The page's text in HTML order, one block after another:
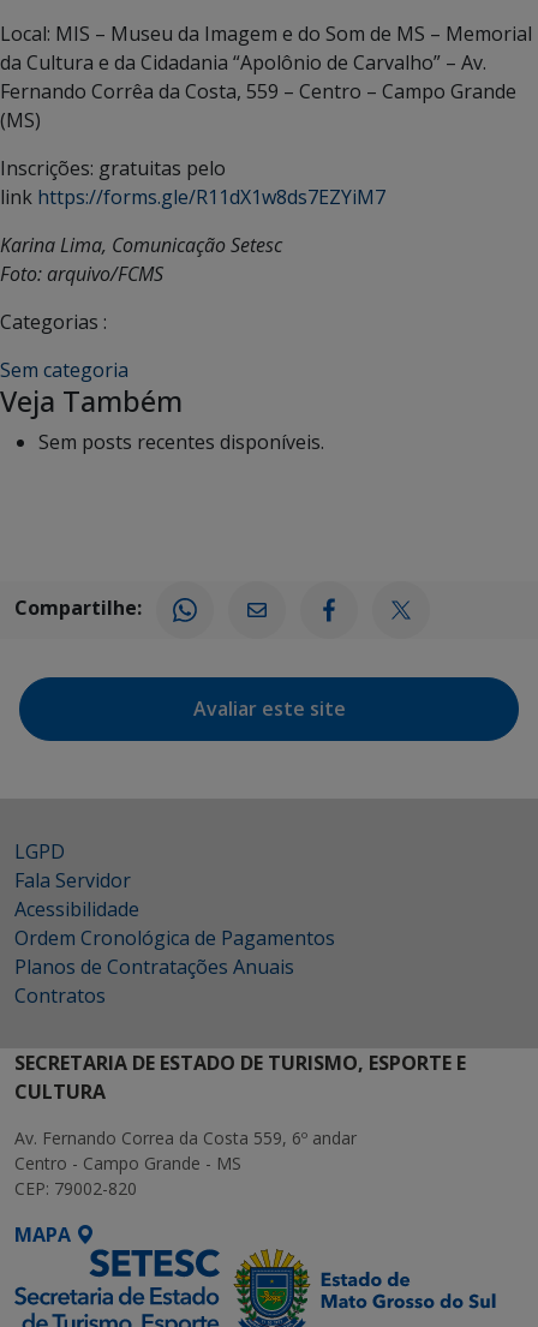
Local: MIS – Museu da Imagem e do Som de MS – Memorial
da Cultura e da Cidadania “Apolônio de Carvalho” – Av.
Fernando Corrêa da Costa, 559 – Centro – Campo Grande
(MS)
Inscrições: gratuitas pelo
link https://forms.gle/R11dX1w8ds7EZYiM7
Karina Lima, Comunicação Setesc
Foto: arquivo/FCMS
Categorias :
Sem categoria
Veja Também
Sem posts recentes disponíveis.
Compartilhe:
Avaliar este site
LGPD
Fala Servidor
Acessibilidade
Ordem Cronológica de Pagamentos
Planos de Contratações Anuais
Contratos
SECRETARIA DE ESTADO DE TURISMO, ESPORTE E
CULTURA
Av. Fernando Correa da Costa 559, 6º andar
Centro - Campo Grande - MS
CEP: 79002-820
MAPA